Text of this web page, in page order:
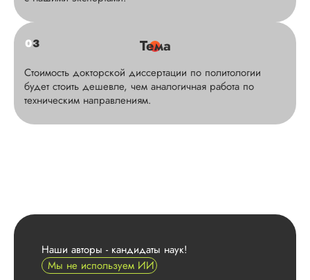
03 Тема
Стоимость докторской диссертации по политологии
будет стоить дешевле, чем аналогичная работа по
техническим направлениям.
Наши авторы - кандидаты наук!
Мы не используем ИИ